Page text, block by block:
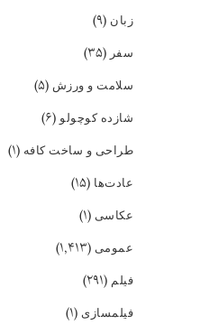
زبان (۹)
سفر (۳۵)
سلامت و ورزش (۵)
شازده کوچولو(۶)
طراحی و ساخت کافه (۱)
عادت‌ها (۱۵)
عکاسی (۱)
عمومی (۱,۴۱۳)
فیلم (۲۹۱)
فیلمسازی (۱)